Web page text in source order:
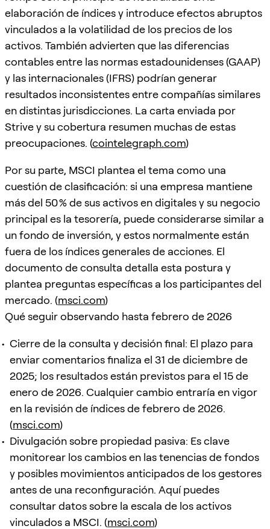
elaboración de índices y introduce efectos abruptos
vinculados a la volatilidad de los precios de los
activos. También advierten que las diferencias
contables entre las normas estadounidenses (GAAP)
y las internacionales (IFRS) podrían generar
resultados inconsistentes entre compañías similares
en distintas jurisdicciones. La carta enviada por
Strive y su cobertura resumen muchas de estas
preocupaciones. (cointelegraph.com)
Por su parte, MSCI plantea el tema como una
cuestión de clasificación: si una empresa mantiene
más del 50 % de sus activos en digitales y su negocio
principal es la tesorería, puede considerarse similar a
un fondo de inversión, y estos normalmente están
fuera de los índices generales de acciones. El
documento de consulta detalla esta postura y
plantea preguntas específicas a los participantes del
mercado. (msci.com)
Qué seguir observando hasta febrero de 2026
Cierre de la consulta y decisión final: El plazo para
enviar comentarios finaliza el 31 de diciembre de
2025; los resultados están previstos para el 15 de
enero de 2026. Cualquier cambio entraría en vigor
en la revisión de índices de febrero de 2026.
(msci.com)
Divulgación sobre propiedad pasiva: Es clave
monitorear los cambios en las tenencias de fondos
y posibles movimientos anticipados de los gestores
antes de una reconfiguración. Aquí puedes
consultar datos sobre la escala de los activos
vinculados a MSCI. (msci.com)